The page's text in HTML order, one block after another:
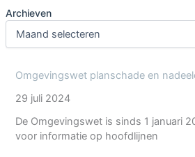
Archieven
Omgevingswet planschade en
29 juli 2024
De Omgevingswet is sinds 1 januari
voor informatie op hoofdlijnen